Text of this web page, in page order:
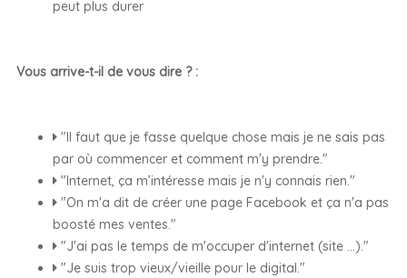
peut plus durer
Vous arrive-t-il de vous dire ? :
"Il faut que je fasse quelque chose mais je ne sais pas
par où commencer et comment m'y prendre."
"Internet, ça m’intéresse mais je n'y connais rien."
"On m'a dit de créer une page Facebook et ça n'a pas
boosté mes ventes."
"J'ai pas le temps de m'occuper d'internet (site ...)."
"Je suis trop vieux/vieille pour le digital."